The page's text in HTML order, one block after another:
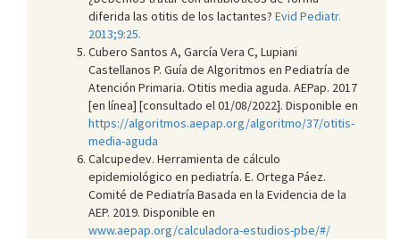
diferida las otitis de los lactantes? Evid Pediatr.
2013;9:25.
Cubero Santos A, García Vera C, Lupiani
Castellanos P. Guía de Algoritmos en Pediatría de
Atención Primaria. Otitis media aguda. AEPap. 2017
[en línea] [consultado el 01/08/2022]. Disponible en
https://algoritmos.aepap.org/algoritmo/37/otitis-
media-aguda
Calcupedev. Herramienta de cálculo
epidemiológico en pediatría. E. Ortega Páez.
Comité de Pediatría Basada en la Evidencia de la
AEP. 2019. Disponible en
www.aepap.org/calculadora-estudios-pbe/#/